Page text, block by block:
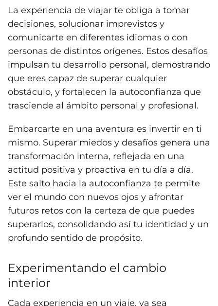
La experiencia de viajar te obliga a tomar
decisiones, solucionar imprevistos y
comunicarte en diferentes idiomas o con
personas de distintos orígenes. Estos desafíos
impulsan tu desarrollo personal, demostrando
que eres capaz de superar cualquier
obstáculo, y fortalecen la autoconfianza que
trasciende al ámbito personal y profesional.
Embarcarte en una aventura es invertir en ti
mismo. Superar miedos y desafíos genera una
transformación interna, reflejada en una
actitud positiva y proactiva en tu día a día.
Este salto hacia la autoconfianza te permite
ver el mundo con nuevos ojos y afrontar
futuros retos con la certeza de que puedes
superarlos, consolidando así tu identidad y un
profundo sentido de propósito.
Experimentando el cambio
interior
Cada experiencia en un viaje, ya sea